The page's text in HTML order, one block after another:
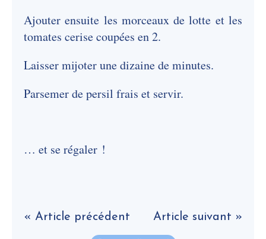
Ajouter ensuite les morceaux de lotte et les
tomates cerise coupées en 2.
Laisser mijoter une dizaine de minutes.
Parsemer de persil frais et servir.
… et se régaler !
« Article précédent Article suivant »